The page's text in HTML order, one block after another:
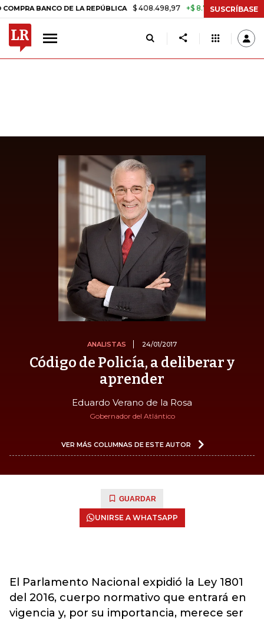
BANCO DE LA REPÚBLICA $ 408.498,97 +$ 8.753,81 +2,19%
SUSCRÍBASE
ANALISTAS 24/01/2017
Código de Policía, a deliberar y
aprender
Eduardo Verano de la Rosa
Gobernador del Atlántico
VER MÁS COLUMNAS DE ESTE AUTOR
GUARDAR
UNIRSE A WHATSAPP
El Parlamento Nacional expidió la Ley 1801
del 2016, cuerpo normativo que entrará en
vigencia y, por su importancia, merece ser